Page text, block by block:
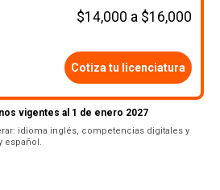
$14,000 a $16,000
Cotiza tu licenciatura
vigentes al 1 de enero 2027
idioma inglés, competencias digitales y
español.